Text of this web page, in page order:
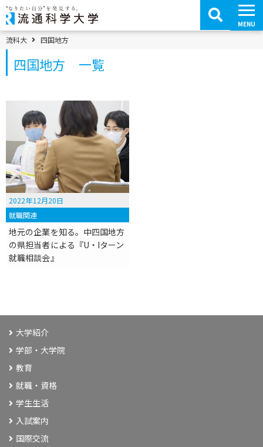
コ
ン
テ
ン
ツ
へ
移
MENU
パンくずメニュー
流科大 四国地方
四国地方 一覧
2022年12月20日
就職関連
地元の企業を知る。中四国地方
の県担当者による『U・Iターン
就職相談会』
大学紹介
学部・大学院
教育
就職・資格
学生生活
入試案内
国際交流